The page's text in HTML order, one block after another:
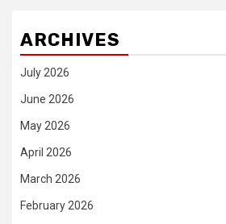
ARCHIVES
July 2026
June 2026
May 2026
April 2026
March 2026
February 2026